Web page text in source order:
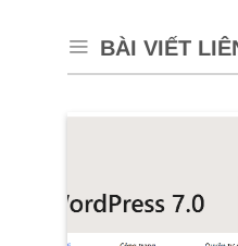
BÀI VIẾT